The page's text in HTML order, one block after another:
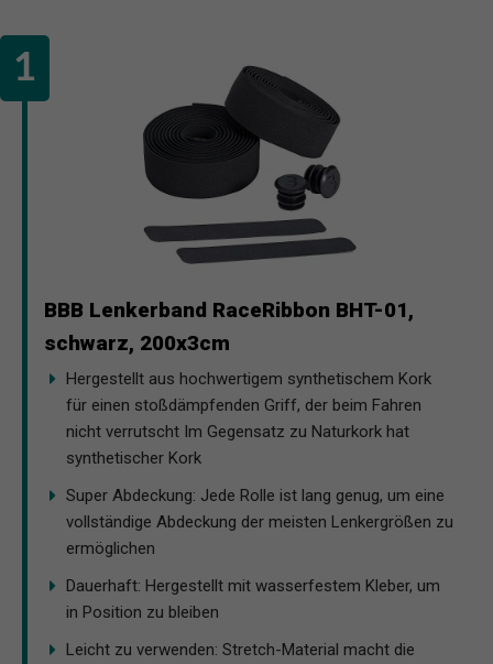
BBB Lenkerband RaceRibbon BHT-01,
schwarz, 200x3cm
Hergestellt aus hochwertigem synthetischem Kork
für einen stoßdämpfenden Griff, der beim Fahren
nicht verrutscht Im Gegensatz zu Naturkork hat
synthetischer Kork
Super Abdeckung: Jede Rolle ist lang genug, um eine
vollständige Abdeckung der meisten Lenkergrößen zu
ermöglichen
Dauerhaft: Hergestellt mit wasserfestem Kleber, um
in Position zu bleiben
Leicht zu verwenden: Stretch-Material macht die